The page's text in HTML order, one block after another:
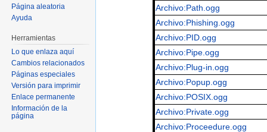
Archivo:Path.ogg
Archivo:Phishing.ogg
Archivo:PID.ogg
Archivo:Pipe.ogg
Archivo:Plug-in.ogg
Archivo:Popup.ogg
Archivo:POSIX.ogg
Archivo:Private.ogg
Archivo:Proceedure.ogg
Página aleatoria
Ayuda
Herramientas
Lo que enlaza aquí
Cambios relacionados
Páginas especiales
Versión para imprimir
Enlace permanente
Información de la
página